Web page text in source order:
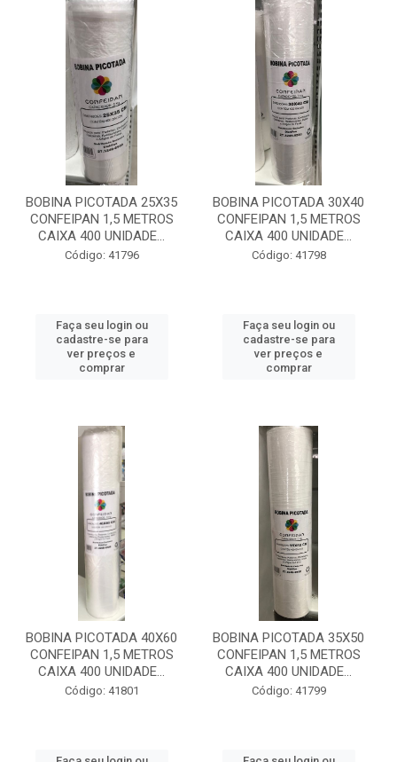
BOBINA PICOTADA 25X35
CONFEIPAN 1,5 METROS
CAIXA 400 UNIDADE...
Código: 41796
Faça seu login ou
cadastre-se para
ver preços e
comprar
BOBINA PICOTADA 30X40
CONFEIPAN 1,5 METROS
CAIXA 400 UNIDADE...
Código: 41798
Faça seu login ou
cadastre-se para
ver preços e
comprar
BOBINA PICOTADA 40X60
CONFEIPAN 1,5 METROS
CAIXA 400 UNIDADE...
Código: 41801
BOBINA PICOTADA 35X50
CONFEIPAN 1,5 METROS
CAIXA 400 UNIDADE...
Código: 41799